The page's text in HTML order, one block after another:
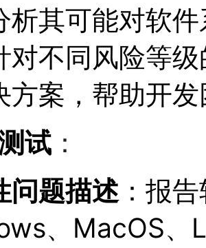
析其可能对软
对不同风险等
方案，帮助开
试 ：
问题描述 ：报
、MacOS、